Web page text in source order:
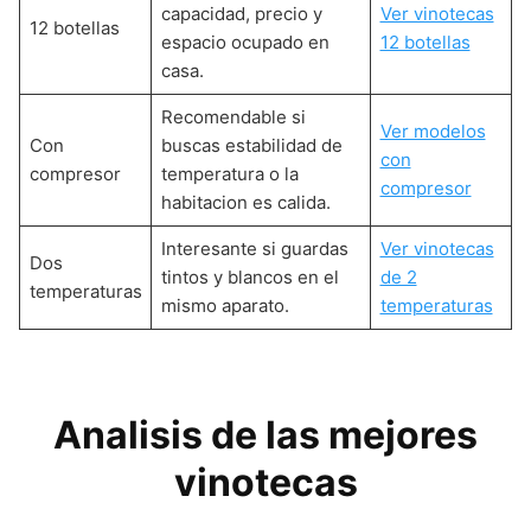
12 botellas
capacidad, precio y
espacio ocupado en
casa.
Ver vinotecas
12 botellas
Con
compresor
Recomendable si
buscas estabilidad de
temperatura o la
habitacion es calida.
Ver modelos
con
compresor
Dos
temperaturas
Interesante si guardas
tintos y blancos en el
mismo aparato.
Ver vinotecas
de 2
temperaturas
Analisis de las mejores
vinotecas